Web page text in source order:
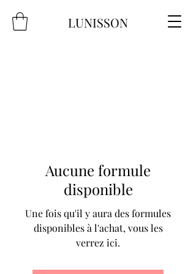
LUNISSON
Aucune formule
disponible
Une fois qu'il y aura des formules
disponibles à l'achat, vous les
verrez ici.